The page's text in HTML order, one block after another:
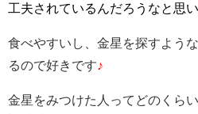
工夫されているんだろうなと思い
食べやすいし、金星を探すよう
るので好きです ♪
金星をみつけた人ってどのくら